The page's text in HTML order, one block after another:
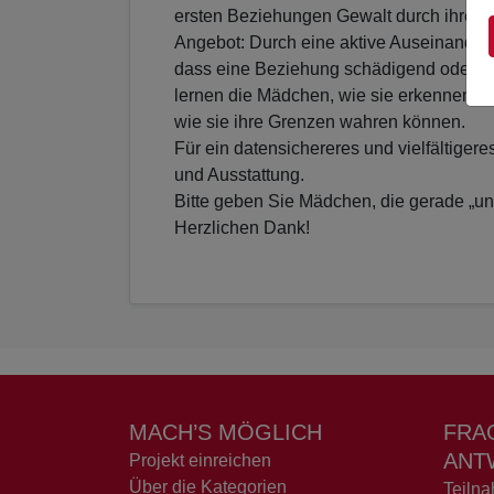
ersten Beziehungen Gewalt durch ihren
Angebot: Durch eine aktive
dass eine Beziehung schädigend oder
lernen die Mädchen, wie sie erkennen,
wie sie ihre Grenzen wahren können.
Für ein datensichereres und
und Ausstattung.
Bitte geben Sie Mädchen, die gerade
Herzlichen Dank!
MACH’S MÖGLICH
Projekt einreichen
Über die Kategorien